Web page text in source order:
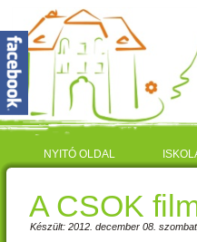
NYITÓ OLDAL
A CSOK
Készült: 2012. december 08.